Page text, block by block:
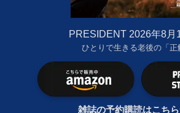
PRESIDENT 2026年8月
ひとりで生きる老後の「正
雑誌の予約購読はこち